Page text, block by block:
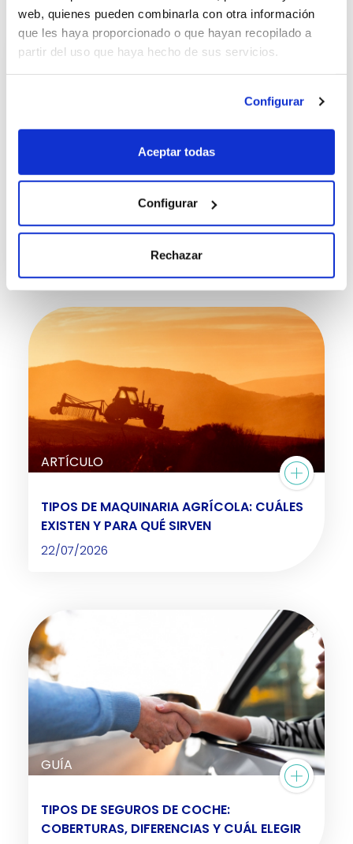
web, quienes pueden combinarla con otra información
que les haya proporcionado o que hayan recopilado a
partir del uso que haya hecho de sus servicios.
Configurar
Aceptar todas
Configurar
Rechazar
CARTA VERDE DEL COCHE: QUÉ ES, CÓMO
SOLICITARLA Y DÓNDE SE NECESITA
ARTÍCULO
TIPOS DE MAQUINARIA AGRÍCOLA: CUÁLES
EXISTEN Y PARA QUÉ SIRVEN
22/07/2026
GUÍA
TIPOS DE SEGUROS DE COCHE:
COBERTURAS, DIFERENCIAS Y CUÁL ELEGIR